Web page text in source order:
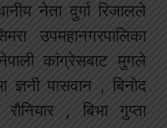
नेता दुर्गा रिजालले
उपमहानगरपालिका
कांग्रेसबाट मुगले
पासवान , बिनाेद
राैनियार , बिभा गुप्ता